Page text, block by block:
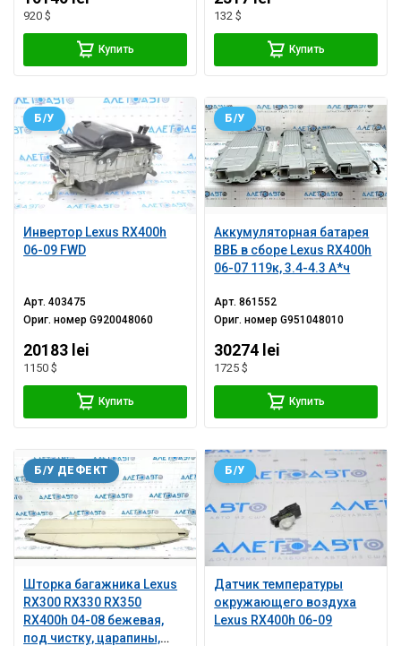
920 $
Купить
132 $
Купить
Инвертор Lexus RX400h
06-09 FWD
Б/У
Арт.403475
Ориг. номерG920048060
20183 lei
1150 $
Купить
Аккумуляторная батарея
ВВБ в сборе Lexus RX400h
06-07 119к, 3.4-4.3 А*ч
Б/У
Арт.861552
Ориг. номерG951048010
30274 lei
1725 $
Купить
Шторка багажника Lexus
RX300 RX330 RX350
RX400h 04-08 бежевая,
под чистку, царапины,
Б/У ДЕФЕКТ
Датчик температуры
окружающего воздуха
Lexus RX400h 06-09
Б/У